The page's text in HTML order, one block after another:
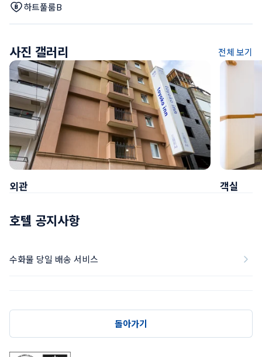
하트풀룸B
사진 갤러리 전체 보기
외관 객실
호텔 공지사항
수화물 당일 배송 서비스
돌아가기